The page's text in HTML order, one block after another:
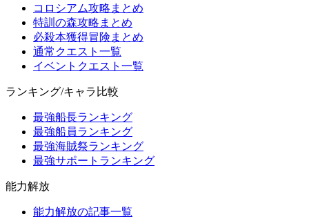
コロシアム攻略まとめ
特訓の森攻略まとめ
必殺本獲得冒険まとめ
通常クエスト一覧
イベントクエスト一覧
ランキング/キャラ比較
最強船長ランキング
最強船員ランキング
最強海賊祭ランキング
最強サポートランキング
能力解放
能力解放の記事一覧